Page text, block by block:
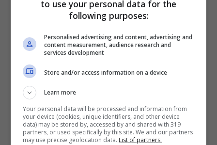
intrapresi nella speranza di dimostrare che
danno al territorio né alterato l’ambiente
La situazione si complica ulteriormente a
causa di due filoni penali ancora pendenti,
che riguardano un incidente di esecuzione
e la richiesta di revisione del processo.
to use your personal data for the
following purposes:
Personalised advertising and content, advertising and
content measurement, audience research and
services development
Store and/or access information on a device
Learn more
Your personal data will be processed and information from
your device (cookies, unique identifiers, and other device
data) may be stored by, accessed by and shared with 319
partners, or used specifically by this site. We and our partners
may use precise geolocation data. List of partners.